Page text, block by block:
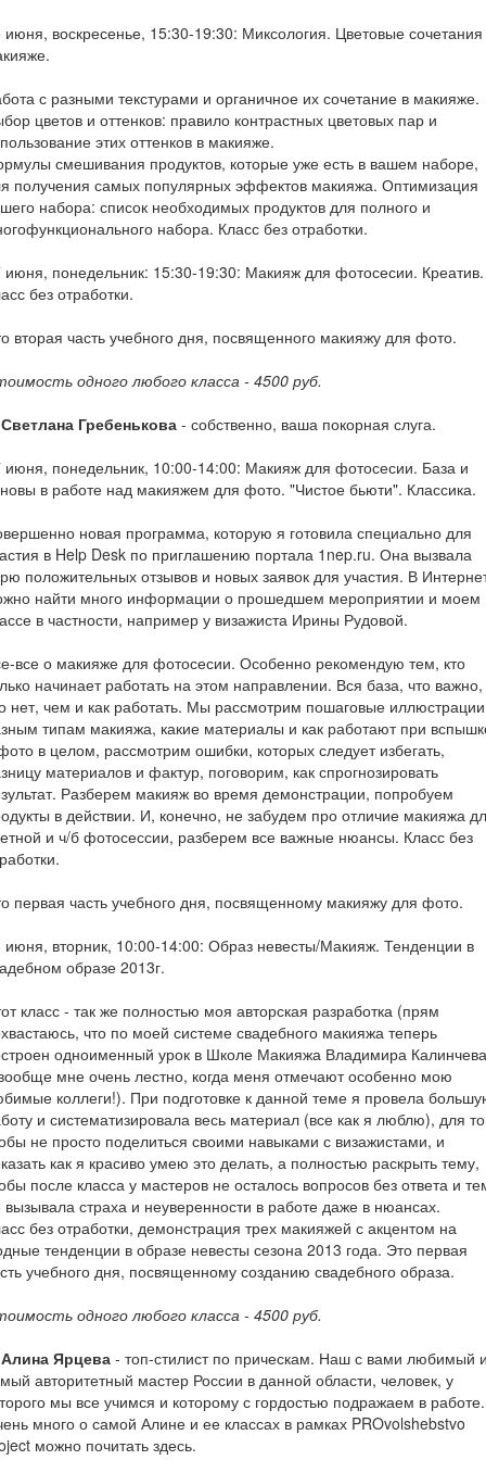
июня, воскресенье, 15:30-19:30: Миксология. Цветовые сочетания
с разными текстурами и органичное их сочетание в макияже.
цветов и оттенков: правило контрастных цветовых пар и
этих оттенков в макияже.
смешивания продуктов, которые уже есть в вашем наборе,
получения самых популярных эффектов макияжа. Оптимизация
набора: список необходимых продуктов для полного и
набора. Класс без отработки.
июня, понедельник: 15:30-19:30: Макияж для фотосесии. Креатив.
без отработки.
вторая часть учебного дня, посвященного макияжу для фото.
одного любого класса - 4500 руб.
Гребенькова - собственно, ваша покорная слуга.
июня, понедельник, 10:00-14:00: Макияж для фотосесии. База и
в работе над макияжем для фото. "Чистое бьюти". Классика.
новая программа, которую я готовила специально для
в Help Desk по приглашению портала 1nep.ru. Она вызвала
положительных отзывов и новых заявок для участия. В
найти много информации о прошедшем мероприятии и моем
в частности, например у визажиста Ирины Рудовой.
все о макияже для фотосесии. Особенно рекомендую тем, кто
начинает работать на этом направлении. Вся база, что
нет, чем и как работать. Мы рассмотрим пошаговые
типам макияжа, какие материалы и как работают при
в целом, рассмотрим ошибки, которых следует избегать,
материалов и фактур, поговорим, как спрогнозировать
Разберем макияж во время демонстрации, попробуем
в действии. И, конечно, не забудем про отличие макияжа
и ч/б фотосессии, разберем все важные нюансы. Класс без
первая часть учебного дня, посвященному макияжу для фото.
июня, вторник, 10:00-14:00: Образ невесты/Макияж. Тенденции в
образе 2013г.
класс - так же полностью моя авторская разработка (прям
что по моей системе свадебного макияжа теперь
одноименный урок в Школе Макияжа Владимира
мне очень лестно, когда меня отмечают особенно мою
коллеги!). При подготовке к данной теме я провела
и систематизировала весь материал (все как я люблю), для
не просто поделиться своими навыками с визажистами, и
как я красиво умею это делать, а полностью раскрыть тему,
после класса у мастеров не осталось вопросов без ответа и
вызывала страха и неуверенности в работе даже в нюансах.
без отработки, демонстрация трех макияжей с акцентом на
тенденции в образе невесты сезона 2013 года. Это первая
учебного дня, посвященному созданию свадебного образа.
одного любого класса - 4500 руб.
Ярцева - топ-стилист по прическам. Наш с вами любимый
авторитетный мастер России в данной области, человек, у
мы все учимся и которому с гордостью подражаем в работе.
много о самой Алине и ее классах в рамках PROvolshebstvo
можно почитать здесь.